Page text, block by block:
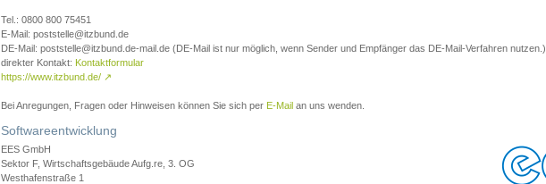
Tel.: 0800 800 75451
E-Mail: poststelle@itzbund.de
DE-Mail: poststelle@itzbund.de-mail.de (DE-Mail ist nur möglich, wenn Sender und Empfänger das DE-Mail-Verfahren nutzen.)
direkter Kontakt: Kontaktformular
https://www.itzbund.de/ ↗
Bei Anregungen, Fragen oder Hinweisen können Sie sich per E-Mail an uns wenden.
Softwareentwicklung
EES GmbH
Sektor F, Wirtschaftsgebäude Aufg.re, 3. OG
Westhafenstraße 1